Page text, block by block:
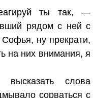
ты так, —
рядом с ней с
ну прекрати,
на них внимания, я
слова
сорваться с